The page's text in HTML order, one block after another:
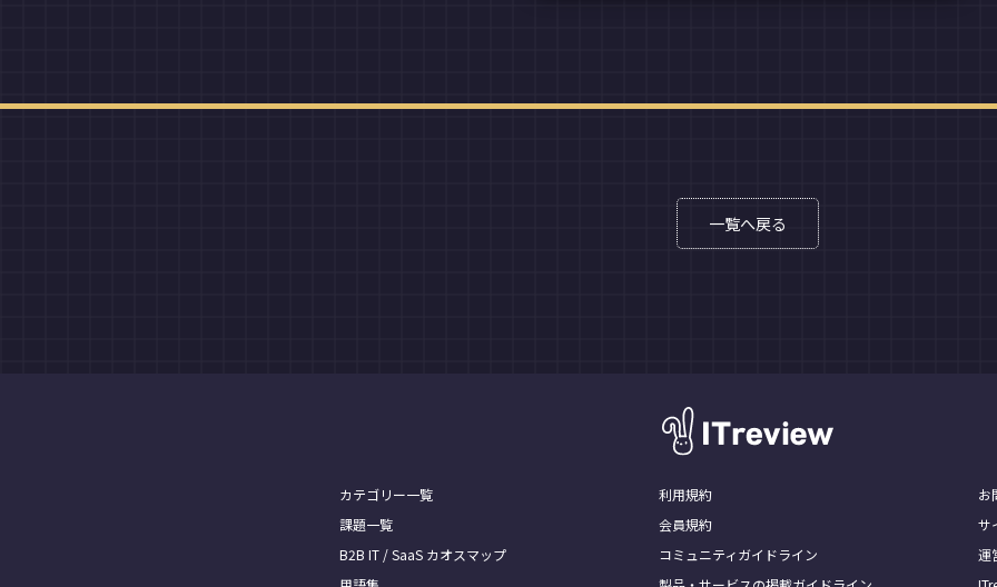
一覧へ戻る
カテゴリー一覧
課題一覧
B2B IT / SaaS カオスマップ
利用規約
会員規約
コミュニティガイドライン
お
サ
運